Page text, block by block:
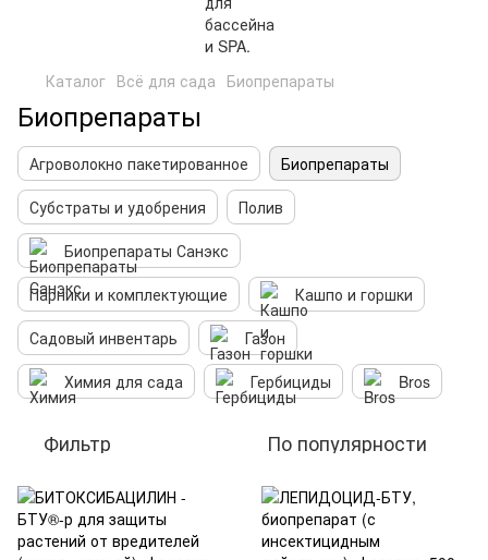
Каталог Всё для сада Биопрепараты
Биопрепараты
Агроволокно пакетированное
Биопрепараты
Субстраты и удобрения
Полив
Биопрепараты Санэкс
Парники и комплектующие
Кашпо и горшки
Садовый инвентарь
Газон
Химия для сада
Гербициды Bros
Фильтр По популярности